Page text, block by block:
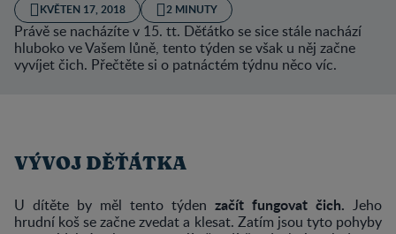
KVĚTEN 17, 2018 2 MINUTY
Právě se nacházíte v 15. tt. Děťátko se sice stále nachází
hluboko ve Vašem lůně, tento týden se však u něj začne
vyvíjet čich. Přečtěte si o patnáctém týdnu něco víc.
VÝVOJ DĚŤÁTKA
U dítěte by měl tento týden začít fungovat čich. Jeho
hrudní koš se začne zvedat a klesat. Zatím jsou tyto pohyby